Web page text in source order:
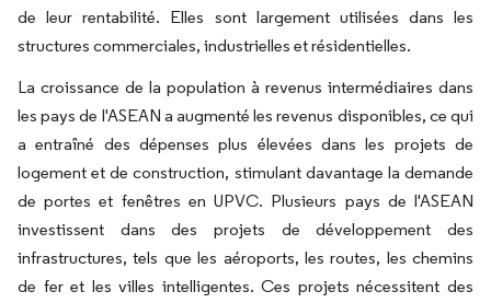
de leur rentabilité. Elles sont largement utilisées dans les
structures commerciales, industrielles et résidentielles.
La croissance de la population à revenus intermédiaires dans
les pays de l'ASEAN a augmenté les revenus disponibles, ce qui
a entraîné des dépenses plus élevées dans les projets de
logement et de construction, stimulant davantage la demande
de portes et fenêtres en UPVC. Plusieurs pays de l'ASEAN
investissent dans des projets de développement des
infrastructures, tels que les aéroports, les routes, les chemins
de fer et les villes intelligentes. Ces projets nécessitent des